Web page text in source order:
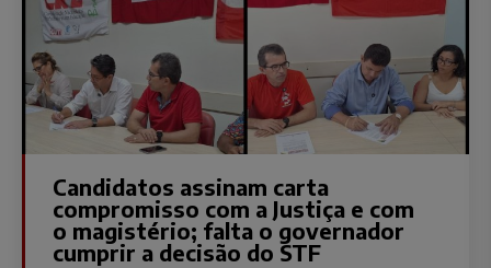
Candidatos assinam carta
compromisso com a Justiça e com
o magistério; falta o governador
cumprir a decisão do STF